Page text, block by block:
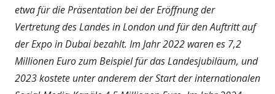
etwa für die Präsentation bei der Eröffnung der
Vertretung des Landes in London und für den Auftritt auf
der Expo in Dubai bezahlt. Im Jahr 2022 waren es 7,2
Millionen Euro zum Beispiel für das Landesjubiläum, und
2023 kostete unter anderem der Start der internationalen